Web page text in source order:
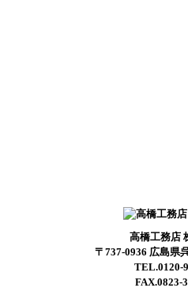
高橋工務店
〒737-0936 広島県
TEL.0120-
FAX.0823-